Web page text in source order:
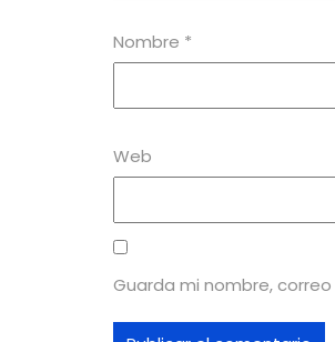
Nombre *
Web
Guarda mi nombre,